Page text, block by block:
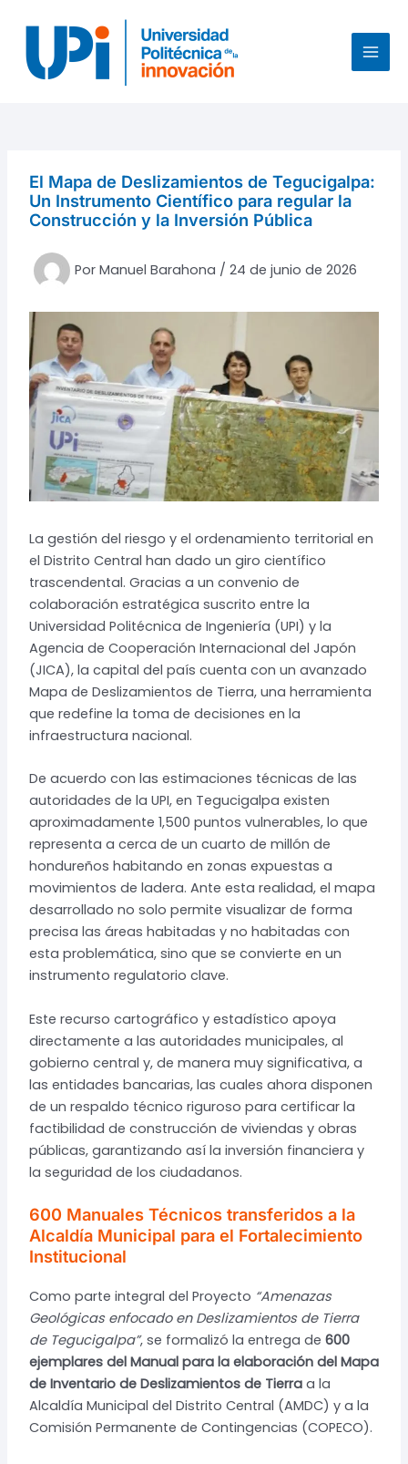
contenido
El Mapa de Deslizamientos de Tegucigalpa:
Un Instrumento Científico para regular la
Construcción y la Inversión Pública
Por Manuel Barahona / 24 de junio de 2026
La gestión del riesgo y el ordenamiento territorial en
el Distrito Central han dado un giro científico
trascendental. Gracias a un convenio de
colaboración estratégica suscrito entre la
Universidad Politécnica de Ingeniería (UPI) y la
Agencia de Cooperación Internacional del Japón
(JICA), la capital del país cuenta con un avanzado
Mapa de Deslizamientos de Tierra, una herramienta
que redefine la toma de decisiones en la
infraestructura nacional.
De acuerdo con las estimaciones técnicas de las
autoridades de la UPI, en Tegucigalpa existen
aproximadamente 1,500 puntos vulnerables, lo que
representa a cerca de un cuarto de millón de
hondureños habitando en zonas expuestas a
movimientos de ladera. Ante esta realidad, el mapa
desarrollado no solo permite visualizar de forma
precisa las áreas habitadas y no habitadas con
esta problemática, sino que se convierte en un
instrumento regulatorio clave.
Este recurso cartográfico y estadístico apoya
directamente a las autoridades municipales, al
gobierno central y, de manera muy significativa, a
las entidades bancarias, las cuales ahora disponen
de un respaldo técnico riguroso para certificar la
factibilidad de construcción de viviendas y obras
públicas, garantizando así la inversión financiera y
la seguridad de los ciudadanos.
600 Manuales Técnicos transferidos a la
Alcaldía Municipal para el Fortalecimiento
Institucional
Como parte integral del Proyecto “Amenazas
Geológicas enfocado en Deslizamientos de Tierra
de Tegucigalpa”, se formalizó la entrega de 600
ejemplares del Manual para la elaboración del Mapa
de Inventario de Deslizamientos de Tierraa la
Alcaldía Municipal del Distrito Central (AMDC) y a la
Comisión Permanente de Contingencias (COPECO).